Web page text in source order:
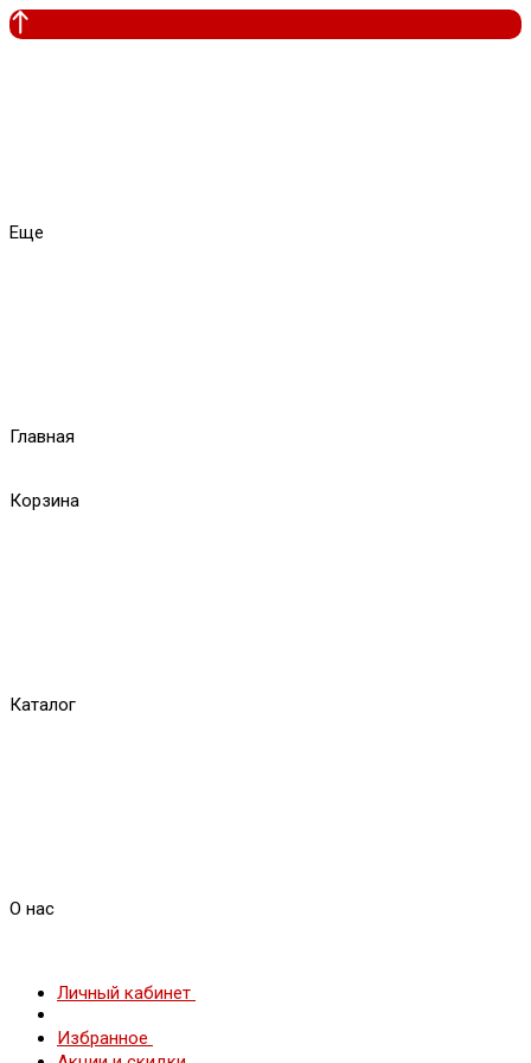
Еще
Главная
Корзина
Каталог
О нас
Личный кабинет
Избранное